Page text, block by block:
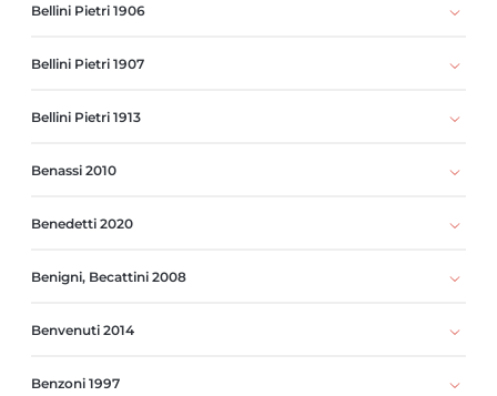
Bellini Pietri 1906
Bellini Pietri 1907
Bellini Pietri 1913
Benassi 2010
Benedetti 2020
Benigni, Becattini 2008
Benvenuti 2014
Benzoni 1997